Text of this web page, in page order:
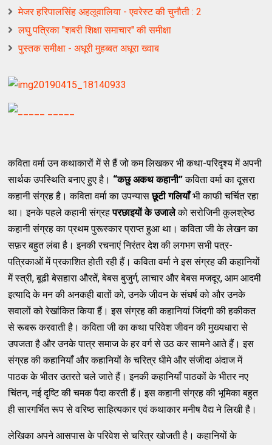
मेजर हरिपालसिंह अहलूवालिया - एवरेस्ट की चुनौती : 2
लघु पत्रिका "शबरी शिक्षा समाचार" की समीक्षा
पुस्तक समीक्षा - अधूरी मुहब्बत अधूरा ख्वाब
कविता वर्मा उन कथाकारों में से हैं जो कम लिखकर भी कथा-परिदृश्य में अपनी
सार्थक उपस्थिति बनाए हुए है। “कछु अकथ कहानी”कविता वर्मा का दूसरा
कहानी संग्रह है। कविता वर्मा का उपन्यासछूटी गलियाँभी काफी चर्चित रहा
था। इनके पहले कहानी संग्रहपरछाइयों के उजालेको सरोजिनी कुलश्रेष्ठ
कहानी संग्रह का प्रथम पुरूस्कार प्राप्त हुआ था। कविता जी के लेखन का
सफ़र बहुत लंबा है। इनकी रचनाएं निरंतर देश की लगभग सभी पत्र-
पत्रिकाओं में प्रकाशित होती रही हैं। कविता वर्मा ने इस संग्रह की कहानियों
में स्त्री, बूढी बेसहारा औरतें, बेबस बुजुर्ग, लाचार और बेबस मजदूर, आम आदमी
इत्यादि के मन की अनकही बातों को, उनके जीवन के संघर्ष को और उनके
सवालों को रेखांकित किया हैं। इस संग्रह की कहानियां जिंदगी की हकीकत
से रूबरू करवाती है। कविता जी का कथा परिवेश जीवन की मुख्यधारा से
उपजता है और उनके पात्र समाज के हर वर्ग से उठ कर सामने आते हैं। इस
संग्रह की कहानियाँ और कहानियों के चरित्र धीमे और संजीदा अंदाज में
पाठक के भीतर उतरते चले जाते हैं। इनकी कहानियाँ पाठकों के भीतर नए
चिंतन, नई दृष्टि की चमक पैदा करती हैं। इस कहानी संग्रह की भूमिका बहुत
ही सारगर्भित रूप से वरिष्ठ साहित्यकार एवं कथाकार मनीष वैद्य ने लिखी है।
लेखिका अपने आसपास के परिवेश से चरित्र खोजती है। कहानियों के